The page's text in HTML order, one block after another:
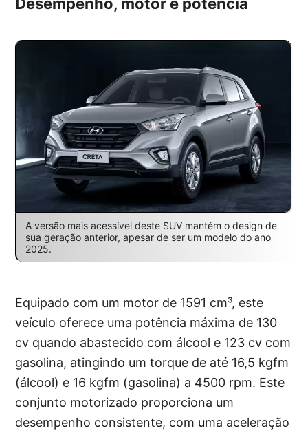
A versão mais acessível deste SUV mantém o design de
sua geração anterior, apesar de ser um modelo do ano
2025.
Equipado com um motor de 1591 cm³, este
veículo oferece uma potência máxima de 130
cv quando abastecido com álcool e 123 cv com
gasolina, atingindo um torque de até 16,5 kgfm
(álcool) e 16 kgfm (gasolina) a 4500 rpm. Este
conjunto motorizado proporciona um
desempenho consistente, com uma aceleração